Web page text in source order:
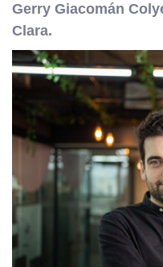
Gerry Giacomán
Clara.